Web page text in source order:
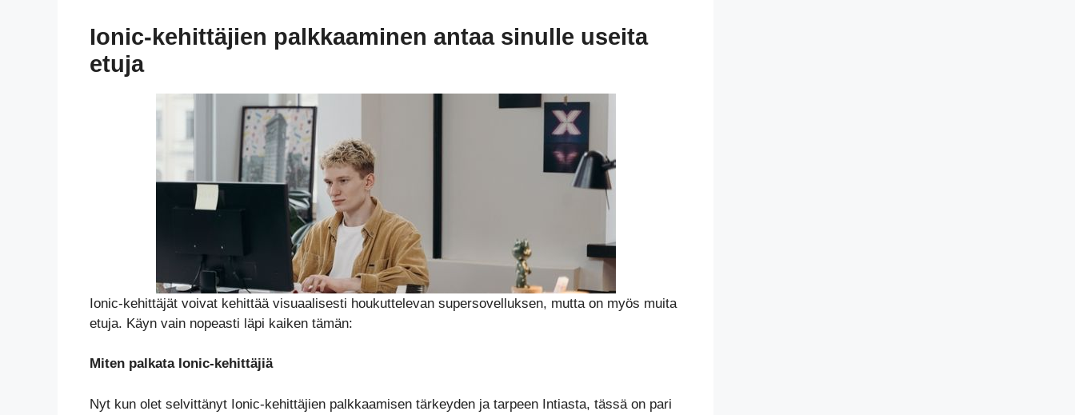
Ionic-kehittäjien palkkaaminen antaa sinulle useita
etuja
Ionic-kehittäjät voivat kehittää visuaalisesti houkuttelevan supersovelluksen, mutta on myös muita
etuja. Käyn vain nopeasti läpi kaiken tämän:
Miten palkata Ionic-kehittäjiä
Nyt kun olet selvittänyt Ionic-kehittäjien palkkaamisen tärkeyden ja tarpeen Intiasta, tässä on pari